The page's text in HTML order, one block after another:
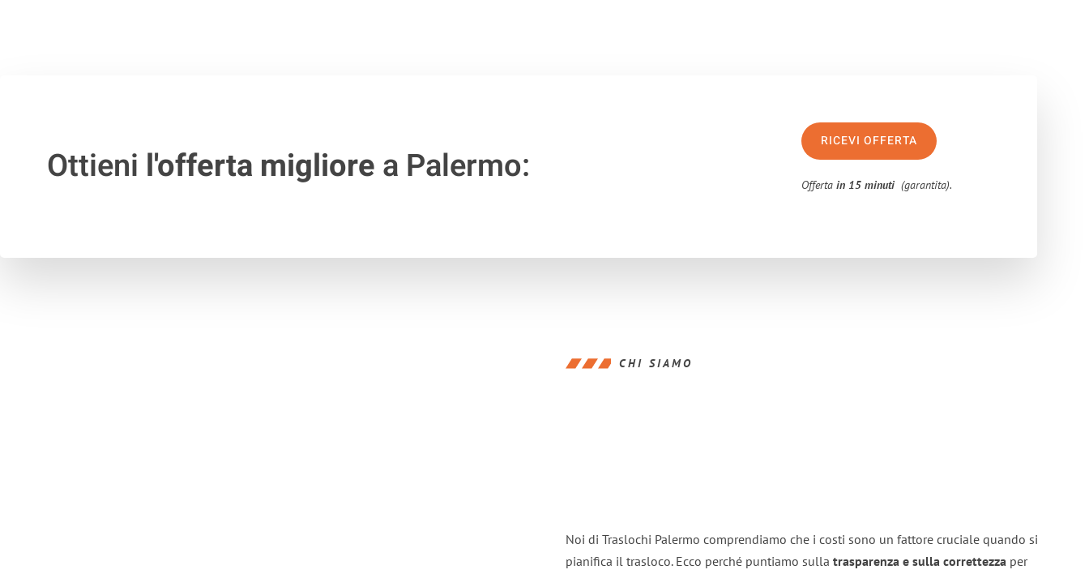
Ottieni l'offerta migliorea Palermo:
RICEVI OFFERTA
Offertain 15 minuti (garantita).
CHI SIAMO
Noi di Traslochi Palermo comprendiamo che i costi sono un fattore cruciale quando si
pianifica il trasloco. Ecco perché puntiamo sulla trasparenza e sulla correttezza per